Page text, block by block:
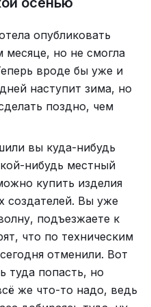
снега на дорогах
поэтому пришлось
сделала, потому
попасть в эту
только Алиса может
в Страну чудес, а
дырок хватает.
опубликовать
но не смогла
вроде бы уже и
наступит зима, но
поздно, чем
вы куда-нибудь
нибудь местный
купить изделия
создателей. Вы уже
подъезжаете к
что по техническим
отменили. Вот
туда попасть, но
же что-то надо, ведь